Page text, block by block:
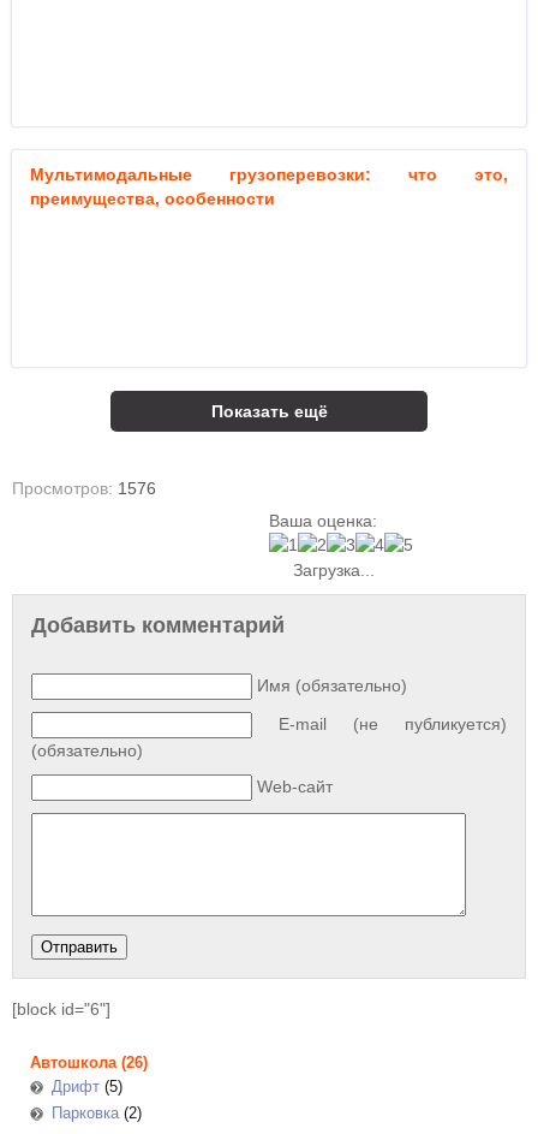
Мультимодальные грузоперевозки: что это,
преимущества, особенности
Показать ещё
Просмотров: 1576
Ваша оценка:
Загрузка...
Добавить комментарий
Имя (обязательно)
E-mail (не публикуется)
(обязательно)
Web-сайт
[block id="6"]
Автошкола(26)
Дрифт (5)
Парковка(2)